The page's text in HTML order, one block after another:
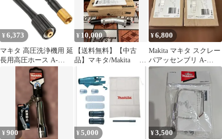
¥ 6,373
マキタ 高圧洗浄機用 延
長用高圧ホース A-
¥ 10,000
【送料無料】【中古
品】マキタ/Makita A-
ッチメント【ハンズク
ラフト島根出雲】
¥6,800
Makita マキタ スクレー
パアッセンブリ A-
68155 2個セット
¥900 ¥ 5,000 ¥3,500